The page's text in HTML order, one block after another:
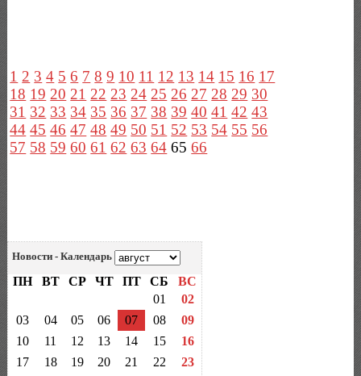
1 2 3 4 5 6 7 8 9 10 11 12 13 14 15 16 17
18 19 20 21 22 23 24 25 26 27 28 29 30
31 32 33 34 35 36 37 38 39 40 41 42 43
44 45 46 47 48 49 50 51 52 53 54 55 56
57 58 59 60 61 62 63 64 65 66
Новости - Календарь
ПН ВТ СР ЧТ ПТ СБ
ВС
01
02
03
04 05 06 07 08
09
10
11 12 13 14 15
16
17
18 19 20 21 22
23